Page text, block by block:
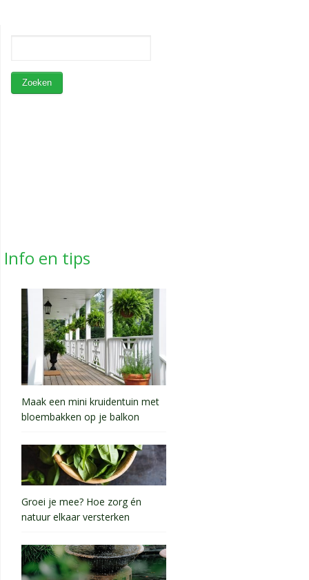
Info en tips
Maak een mini kruidentuin met
bloembakken op je balkon
Groei je mee? Hoe zorg én
natuur elkaar versterken